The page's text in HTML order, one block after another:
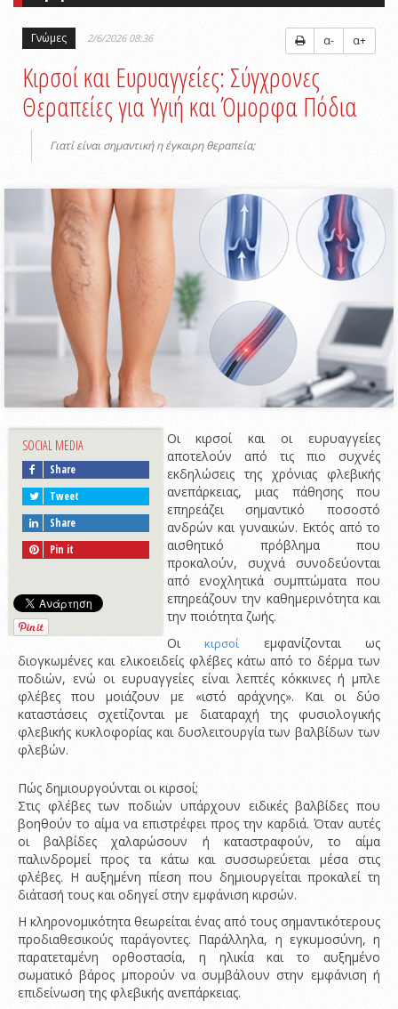
Γνώμες 2/6/2026 08:36 α- α+
Κιρσοί και Ευρυαγγείες: Σύγχρονες
Θεραπείες για Υγιή και Όμορφα Πόδια
Γιατί είναι σημαντική η έγκαιρη θεραπεία;
SOCIAL MEDIA
Share
Tweet
Share
Pin it
Οι κιρσοί και οι ευρυαγγείες
αποτελούν από τις πιο συχνές
εκδηλώσεις της χρόνιας φλεβικής
ανεπάρκειας, μιας πάθησης που
επηρεάζει σημαντικό ποσοστό
ανδρών και γυναικών. Εκτός από το
αισθητικό πρόβλημα που
προκαλούν, συχνά συνοδεύονται
από ενοχλητικά συμπτώματα που
επηρεάζουν την καθημερινότητα και
την ποιότητα ζωής.
Οι κιρσοί εμφανίζονται ως
διογκωμένες και ελικοειδείς φλέβες κάτω από το δέρμα των
ποδιών, ενώ οι ευρυαγγείες είναι λεπτές κόκκινες ή μπλε
φλέβες που μοιάζουν με «ιστό αράχνης». Και οι δύο
καταστάσεις σχετίζονται με διαταραχή της φυσιολογικής
φλεβικής κυκλοφορίας και δυσλειτουργία των βαλβίδων των
φλεβών.
Πώς δημιουργούνται οι κιρσοί;
Στις φλέβες των ποδιών υπάρχουν ειδικές βαλβίδες που
βοηθούν το αίμα να επιστρέφει προς την καρδιά. Όταν αυτές
οι βαλβίδες χαλαρώσουν ή καταστραφούν, το αίμα
παλινδρομεί προς τα κάτω και συσσωρεύεται μέσα στις
φλέβες. Η αυξημένη πίεση που δημιουργείται προκαλεί τη
διάτασή τους και οδηγεί στην εμφάνιση κιρσών.
Η κληρονομικότητα θεωρείται ένας από τους σημαντικότερους
προδιαθεσικούς παράγοντες. Παράλληλα, η εγκυμοσύνη, η
παρατεταμένη ορθοστασία, η ηλικία και το αυξημένο
σωματικό βάρος μπορούν να συμβάλουν στην εμφάνιση ή
επιδείνωση της φλεβικής ανεπάρκειας.